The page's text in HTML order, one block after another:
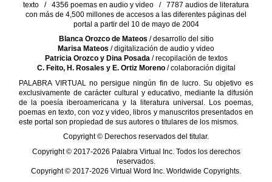
texto / 4356 poemas en audio y video / 7787 audios de literatura
con más de 4,500 millones de accesos a las diferentes páginas del
portal a partir del 10 de mayo de 2004
Blanca Orozco de Mateos / desarrollo del sitio
Marisa Mateos / digitalización de audio y video
Patricia Orozco y Dina Posada/ recopilación de textos
C. Feito, H. Rosales y E. Ortiz Moreno/ colaboración digital
PALABRA VIRTUAL no persigue ningún fin de lucro. Su objetivo es
exclusivamente de carácter cultural y educativo, mediante la difusión
de la poesía iberoamericana y la literatura universal. Los poemas,
poemas en texto, con voz y video, libros y manuscritos presentados en
este portal son propiedad de sus autores o titulares de los mismos.
Copyright © Derechos reservados del titular.
Copyright © 2017-2026 Palabra Virtual Inc. Todos los derechos
reservados.
Copyright © 2017-2026 Virtual Word Inc. Worldwide Copyrights.